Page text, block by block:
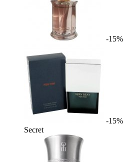
-15%
-15%
Secret